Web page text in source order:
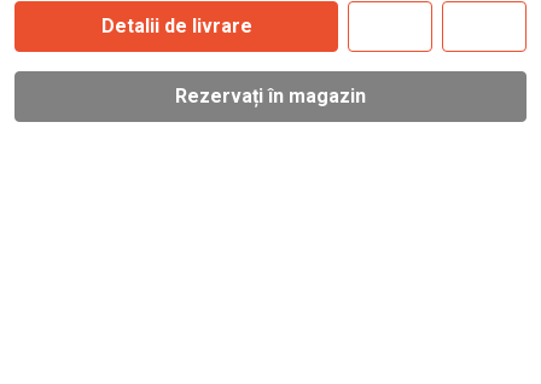
Detalii de livrare
Rezervați în magazin